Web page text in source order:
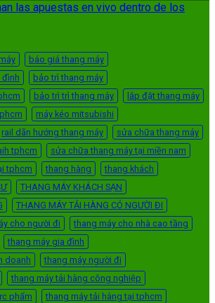
las apuestas en vivo dentro de los
báo giá thang máy
đình
bảo trì thang máy
bảo trì trì thang máy
lắp đặt thang máy
máy kéo mitsubishi
rail dãn hướng thang máy
sửa chữa thang máy
tphcm
sửa chữa thang máy tại miền nam
tphcm
thang hàng
thang khách
THANG MÁY KHÁCH SẠN
THANG MÁY TẢI HÀNG CÓ NGƯỜI ĐI
cho người đi
thang máy cho nhà cao tầng
thang máy gia đình
doanh
thang máy người đi
thang máy tải hàng công nghiệp
phẩm
thang máy tải hàng tại tphcm